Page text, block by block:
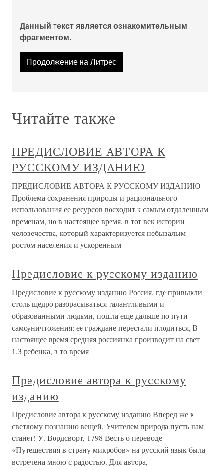
Данный текст является ознакомительным
фрагментом.
Продолжение на Литрес
Читайте также
ПРЕДИСЛОВИЕ АВТОРА К
РУССКОМУ ИЗДАНИЮ
ПРЕДИСЛОВИЕ АВТОРА К РУССКОМУ ИЗДАНИЮ
Проблема сохранения природы и рационального
использования ее ресурсов восходит к самым отдаленным
временам, но в настоящее время, в тот век истории
человечества, который характеризуется небывалым
ростом населения и ускоренным
Предисловие к русскому изданию
Предисловие к русскому изданию Россия, где привыкли
столь щедро разбрасываться талантливыми и
образованными людьми, пошла еще дальше по пути
самоуничтожения: ее граждане перестали плодиться, В
настоящее время средняя россиянка производит на свет
1,3 ребенка, в то время
Предисловие автора к русскому
изданию
Предисловие автора к русскому изданию Вперед же к
светлому познанию вещей, Учителем природа пусть нам
станет! У. Вордсворт, 1798 Весть о переводе
«Путешествия в страну микробов» на русский язык была
встречена мною с радостью. Для автора,